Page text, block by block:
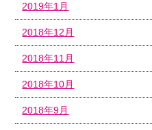
2019年1月
2018年12月
2018年11月
2018年10月
2018年9月